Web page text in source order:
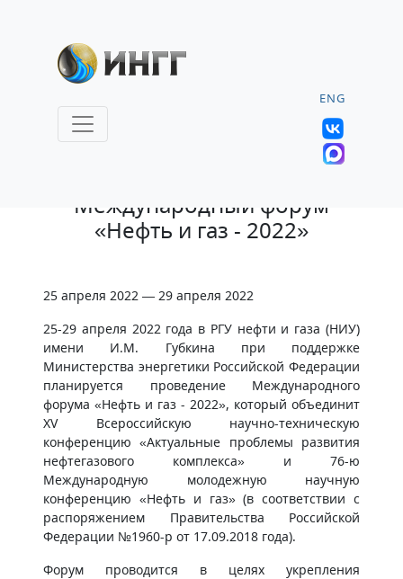
ENG
Международный форум
«Нефть и газ - 2022»
25 апреля 2022 — 29 апреля 2022
25-29 апреля 2022 года в РГУ нефти и газа (НИУ)
имени И.М. Губкина при поддержке
Министерства энергетики Российской Федерации
планируется проведение Международного
форума «Нефть и газ - 2022», который объединит
XV Всероссийскую научно-техническую
конференцию «Актуальные проблемы развития
нефтегазового комплекса» и 76-ю
Международную молодежную научную
конференцию «Нефть и газ» (в соответствии с
распоряжением Правительства Российской
Федерации №1960-р от 17.09.2018 года).
Форум проводится в целях укрепления